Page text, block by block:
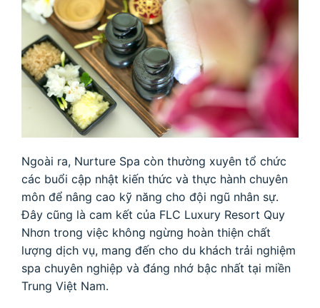
Ngoài ra, Nurture Spa còn thường xuyên tổ chức
các buổi cập nhật kiến thức và thực hành chuyên
môn để nâng cao kỹ năng cho đội ngũ nhân sự.
Đây cũng là cam kết của FLC Luxury Resort Quy
Nhơn trong việc không ngừng hoàn thiện chất
lượng dịch vụ, mang đến cho du khách trải nghiệm
spa chuyên nghiệp và đáng nhớ bậc nhất tại miền
Trung Việt Nam.